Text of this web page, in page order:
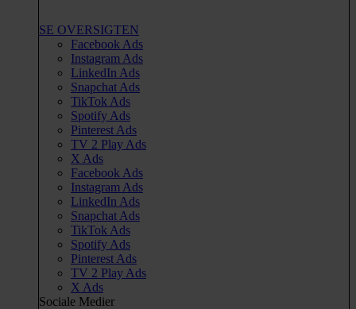
SE OVERSIGTEN
Facebook Ads
Instagram Ads
LinkedIn Ads
Snapchat Ads
TikTok Ads
Spotify Ads
Pinterest Ads
TV 2 Play Ads
X Ads
Facebook Ads
Instagram Ads
LinkedIn Ads
Snapchat Ads
TikTok Ads
Spotify Ads
Pinterest Ads
TV 2 Play Ads
X Ads
Sociale Medier